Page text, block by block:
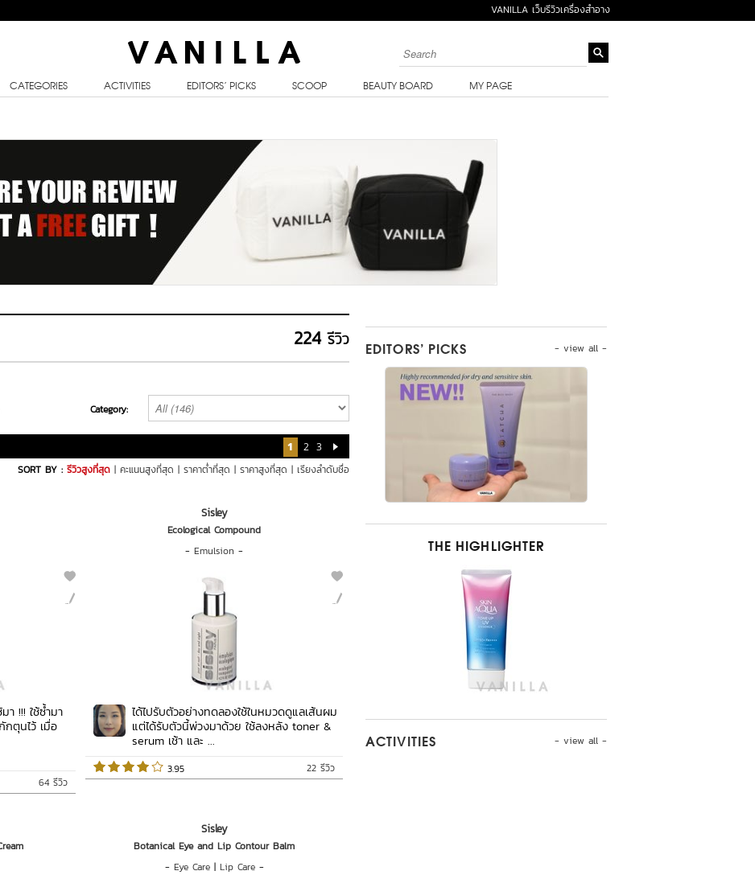
VANILLA เว็บรีวิวเครื่องสำอาง
CATEGORIES ACTIVITIES EDITORS’ PICKS SCOOP BEAUTY BOARD MY PAGE
224รีวิว
Category:
1 2 3
SORT BY : รีวิวสูงที่สุด | คะแนนสูงที่สุด | ราคาต่ำที่สุด | ราคาสูงที่สุด | เรียงลำดับชื่อ
า !!! ใช้ซ้ำมา
ตุนไว้ เมื่อ
64 รีวิว
Sisley
Ecological Compound
- Emulsion -
ได้ไปรับตัวอย่างทดลองใช้ในหมวดดูแลเส้นผม
แต่ได้รับตัวนี้พ่วงมาด้วย ใช้ลงหลัง toner &
serum เช้า และ ...
22 รีวิว
3.95
Sisley
Botanical Eye and Lip Contour Balm
- Eye Care| Lip Care-
- view all -
EDITORS’ PICKS
THE HIGHLIGHTER
- view all -
ACTIVITIES